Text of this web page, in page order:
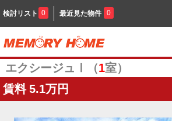
検討リスト 0 最近見た物件 0
エクシージュⅠ（1室）
賃料 5.1万円